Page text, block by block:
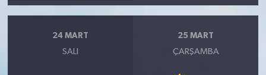
24 MART
SALI
25 MART
ÇARŞAMBA